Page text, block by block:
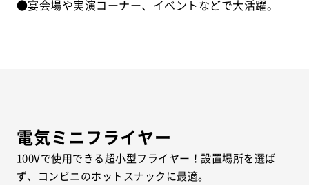
●宴会場や実演コーナー、イベントなどで大活躍。
電気ミニフライヤー
100Vで使用できる超小型フライヤー！設置場所を選ば
ず、コンビニのホットスナックに最適。